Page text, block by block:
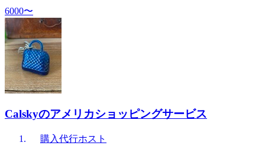
6000〜
Calskyのアメリカショッピングサービス
購入代行ホスト